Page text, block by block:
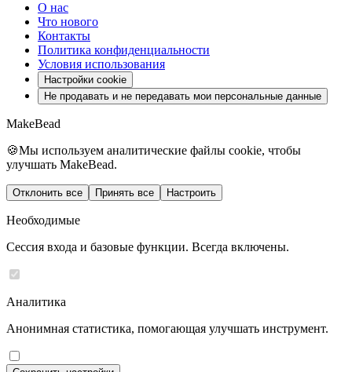
О нас
Что нового
Контакты
Политика конфиденциальности
Условия использования
Настройки cookie
Не продавать и не передавать мои персональные данные
MakeBead
🍪Мы используем аналитические файлы cookie, чтобы
улучшать MakeBead.
Отклонить все Принять все Настроить
Необходимые
Сессия входа и базовые функции. Всегда включены.
Аналитика
Анонимная статистика, помогающая улучшать инструмент.